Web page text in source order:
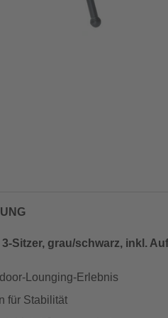
Sitzer, grau/schwarz, inkl.
Lounging-Erlebnis
für Stabilität